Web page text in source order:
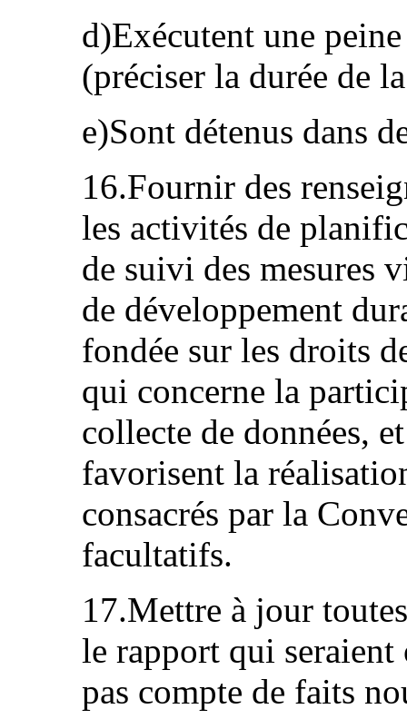
d)Exécutent une
(préciser la durée de
e)Sont détenus dans
16.Fournir des
les activités de
de suivi des mesures
de développement
fondée sur les droits
qui concerne la
collecte de données,
favorisent la
consacrés par la
facultatifs.
17.Mettre à jour
le rapport qui seraient
pas compte de faits